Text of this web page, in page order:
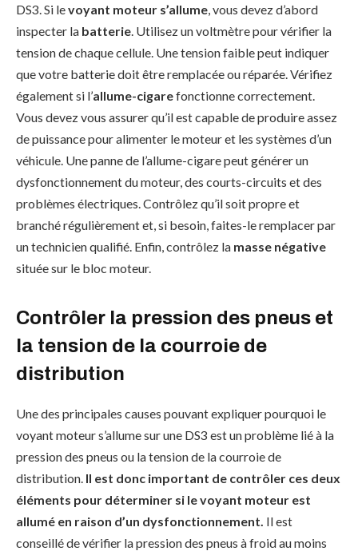
DS3. Si levoyant moteur s’allume , vous devez d’abord
inspecter la batterie . Utilisez un voltmètre pour vérifier la
tension de chaque cellule. Une tension faible peut indiquer
que votre batterie doit être remplacée ou réparée. Vérifiez
également si l’allume-cigarefonctionne correctement.
Vous devez vous assurer qu’il est capable de produire assez
de puissance pour alimenter le moteur et les systèmes d’un
véhicule. Une panne de l’allume-cigare peut générer un
dysfonctionnement du moteur, des courts-circuits et des
problèmes électriques. Contrôlez qu’il soit propre et
branché régulièrement et, si besoin, faites-le remplacer par
un technicien qualifié. Enfin, contrôlez la masse négative
située sur le bloc moteur.
Contrôler la pression des pneus et
la tension de la courroie de
distribution
Une des principales causes pouvant expliquer pourquoi le
voyant moteur s’allume sur une DS3 est un problème lié à la
pression des pneus ou la tension de la courroie de
distribution. Il est donc important de contrôler ces deux
éléments pour déterminer si le voyant moteur est
allumé en raison d’un dysfonctionnement. Il est
conseillé de vérifier la pression des pneus à froid au moins